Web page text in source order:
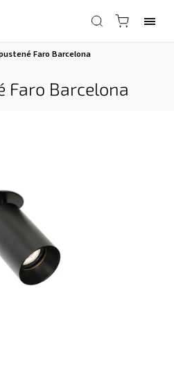
Faro Barcelona
Faro Barcelona